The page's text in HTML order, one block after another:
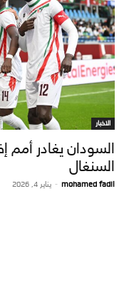
الاخبار
السودان يغادر أمم
السنغال
mohamed fadil
- يناير 4, 2026